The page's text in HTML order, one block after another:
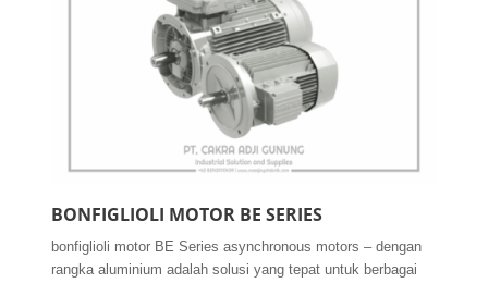
BONFIGLIOLI MOTOR BE SERIES
bonfiglioli motor BE Series asynchronous motors – dengan
rangka aluminium adalah solusi yang tepat untuk berbagai